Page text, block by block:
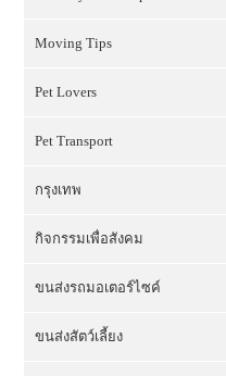
Moving Tips
Pet Lovers
Pet Transport
กรุงเทพ
กิจกรรมเพื่อสังคม
ขนส่งรถมอเตอร์ไซค์
ขนส่งสัตว์เลี้ยง